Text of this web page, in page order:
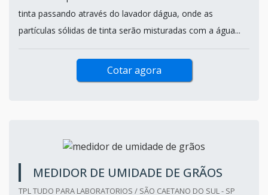
tinta passando através do lavador dágua, onde as
partículas sólidas de tinta serão misturadas com a água...
Cotar agora
MEDIDOR DE UMIDADE DE GRÃOS
TPL TUDO PARA LABORATORIOS / SÃO CAETANO DO SUL - SP